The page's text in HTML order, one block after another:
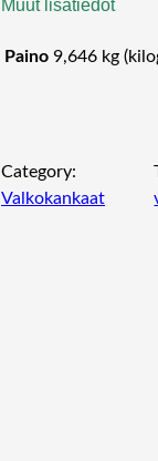
Muut lisätiedot
Paino 9,646 kg
Category:
Valkokankaat